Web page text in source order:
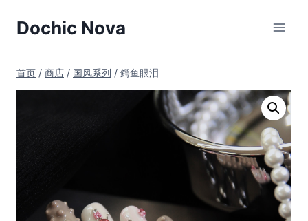
Dochic Nova
首页 / 商店 / 国风系列 / 鳄鱼眼泪